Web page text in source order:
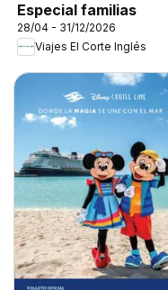
Especial familias
28/04 - 31/12/2026
Viajes El Corte Inglés